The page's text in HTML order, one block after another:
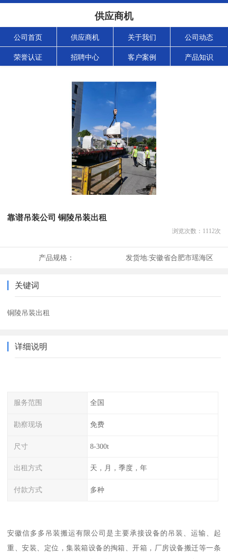
供应商机
公司首页 供应商机 关于我们 公司动态
荣誉认证 招聘中心 客户案例 产品知识
靠谱吊装公司 铜陵吊装出租
浏览次数： 1112次
产品规格： 发货地:安徽省合肥市瑶海区
关键词
铜陵吊装出租
详细说明
服务范围 全国
勘察现场 免费
尺寸 8-300t
出租方式 天，月，季度，年
付款方式 多种
安徽信多多吊装搬运有限公司是主要承接设备的吊装、运输、起
重、安装、定位，集装箱设备的掏箱、开箱，厂房设备搬迁等一条